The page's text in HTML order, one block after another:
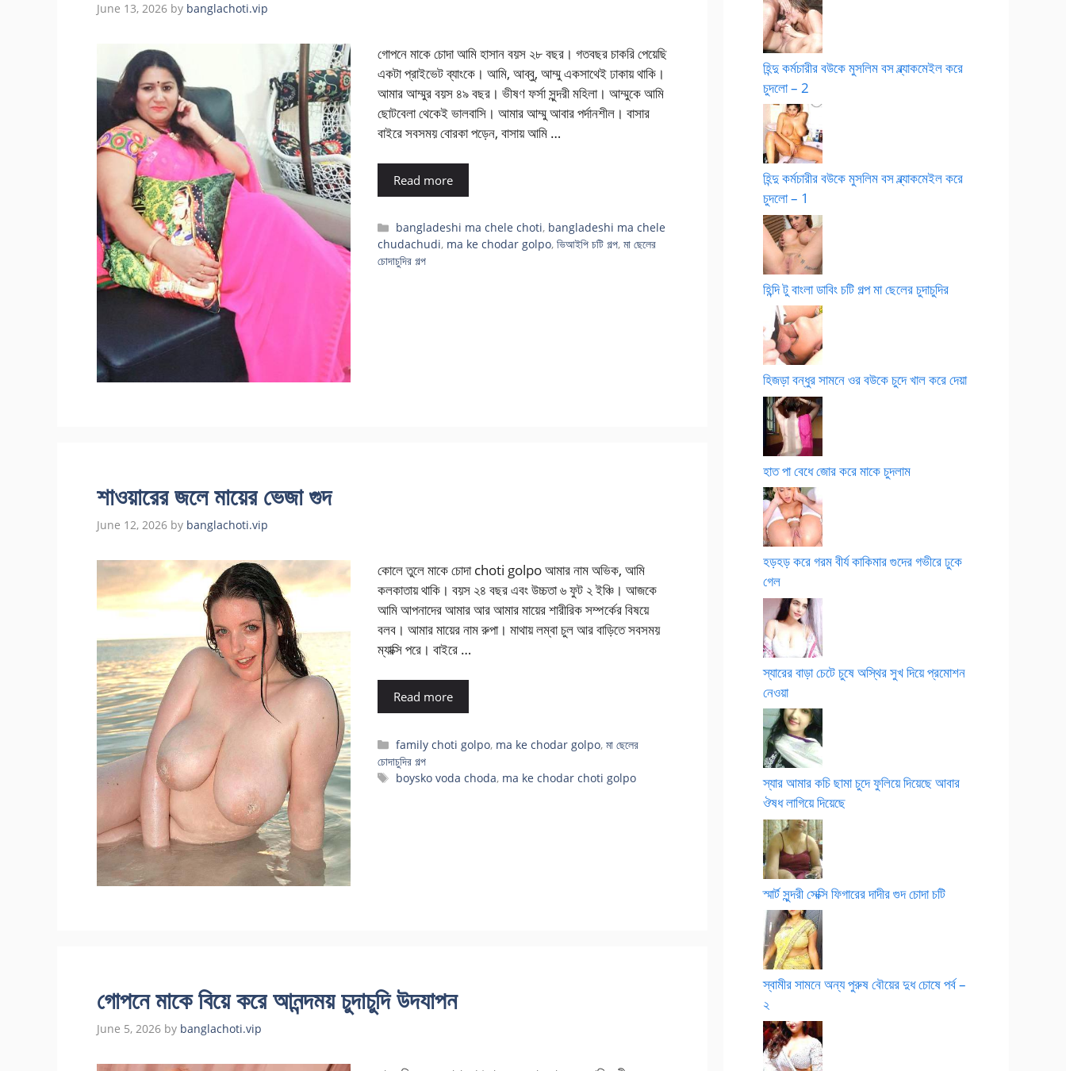
June 13, 2026 by banglachoti.vip
গোপনে মাকে চোদা আমি হাসান বয়স ২৮ বছর। গতবছর চাকরি পেয়েছি
একটা প্রাইভেট ব্যাংকে। আমি, আব্বু, আম্মু একসাথেই ঢাকায় থাকি।
আমার আম্মুর বয়স ৪৯ বছর। ভীষণ ফর্সা সুন্দরী মহিলা। আম্মুকে আমি
ছোটবেলা থেকেই ভালবাসি। আমার আম্মু আবার পর্দানশীল। বাসার
বাইরে সবসময় বোরকা পড়েন, বাসায় আমি …
Read more
Categories
bangladeshi ma chele choti, bangladeshi ma chele
chudachudi, ma ke chodar golpo, ভিআইপি চটি গল্প, মা ছেলের
চোদাচুদির গল্প
শাওয়ারের জলে মায়ের ভেজা গুদ
June 12, 2026 by banglachoti.vip
কোলে তুলে মাকে চোদা choti golpo আমার নাম অভিক, আমি
কলকাতায় থাকি। বয়স ২৪ বছর এবং উচ্চতা ৬ ফুট ২ ইঞ্চি। আজকে
আমি আপনাদের আমার আর আমার মায়ের শারীরিক সম্পর্কের বিষয়ে
বলব। আমার মায়ের নাম রুপা। মাথায় লম্বা চুল আর বাড়িতে সবসময়
ম্যাক্সি পরে। বাইরে …
Read more
Categories
family choti golpo, ma ke chodar golpo,মা ছেলের
চোদাচুদির গল্প
Tags
boysko voda choda, ma ke chodar choti golpo
গোপনে মাকে বিয়ে করে আনন্দময় চুদাচুদি উদযাপন
June 5, 2026 by banglachoti.vip
হিন্দু কর্মচারীর বউকে মুসলিম বস ব্ল্যাকমেইল করে
চুদলো – 2
হিন্দু কর্মচারীর বউকে মুসলিম বস ব্ল্যাকমেইল করে
চুদলো – 1
হিন্দি টু বাংলা ডাবিং চটি গল্প মা ছেলের চুদাচুদির
হিজড়া বন্ধুর সামনে ওর বউকে চুদে খাল করে দেয়া
হাত পা বেধে জোর করে মাকে চুদলাম
হড়হড় করে গরম বীর্য কাকিমার গুদের গভীরে ঢুকে
গেল
স্যারের বাড়া চেটে চুষে অস্থির সুখ দিয়ে প্রমোশন
নেওয়া
স্যার আমার কচি ছামা চুদে ফুলিয়ে দিয়েছে আবার
ঔষধ লাগিয়ে দিয়েছে
স্মার্ট সুন্দরী সেক্সি ফিগারের দাদীর গুদ চোদা চটি
স্বামীর সামনে অন্য পুরুষ বৌয়ের দুধ চোষে পর্ব –
২